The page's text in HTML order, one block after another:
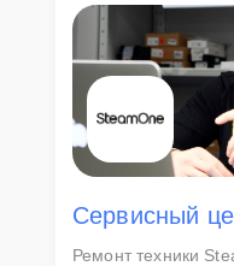
Сервисный
Ремонт техники